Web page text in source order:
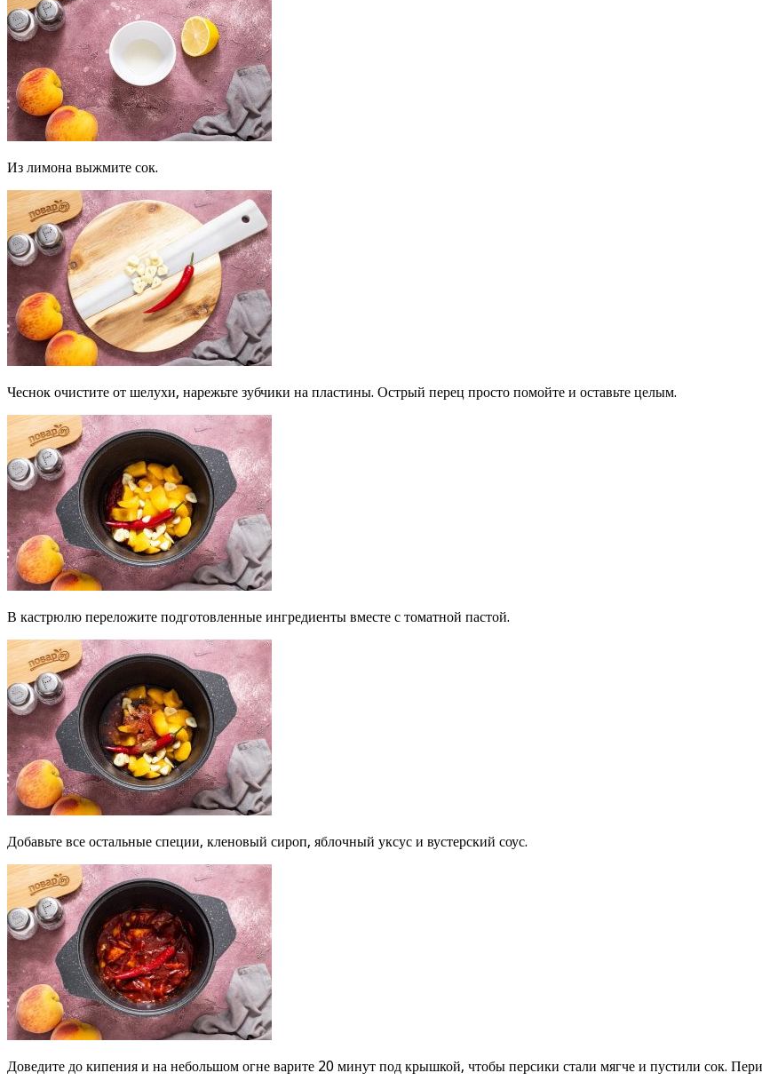
Из лимона выжмите сок.
Чеснок очистите от шелухи, нарежьте зубчики на пластины. Острый перец просто помойте и оставьте целым.
В кастрюлю переложите подготовленные ингредиенты вместе с томатной пастой.
Добавьте все остальные специи, кленовый сироп, яблочный уксус и вустерский соус.
Доведите до кипения и на небольшом огне варите 20 минут под крышкой, чтобы персики стали мягче и пустили сок.